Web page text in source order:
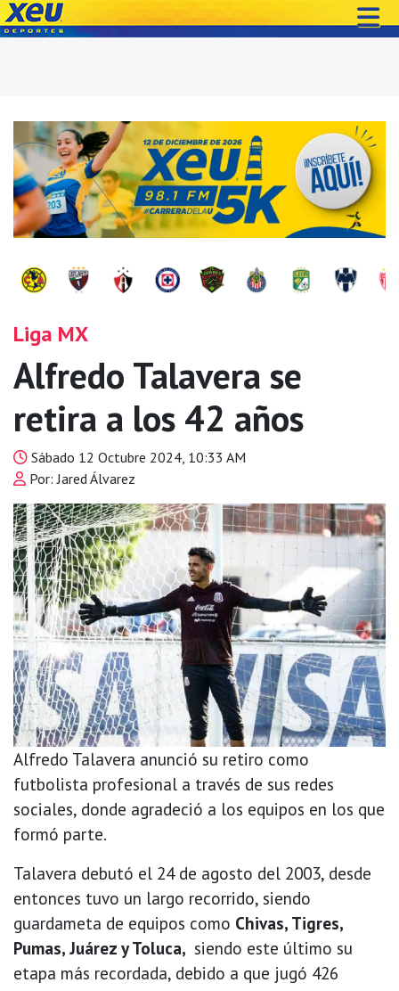
Liga MX
Alfredo Talavera se
retira a los 42 años
Sábado 12 Octubre 2024, 10:33 AM
Por: Jared Álvarez
Alfredo Talavera anunció su retiro como
futbolista profesional a través de sus redes
sociales, donde agradeció a los equipos en los que
formó parte.
Talavera debutó el 24 de agosto del 2003, desde
entonces tuvo un largo recorrido, siendo
guardameta de equipos como Chivas, Tigres,
Pumas, Juárez y Toluca, siendo este último su
etapa más recordada, debido a que jugó 426